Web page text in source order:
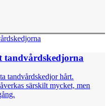
tandvårdskedjorna
tandvårdskedjor hårt.
särskilt mycket, men